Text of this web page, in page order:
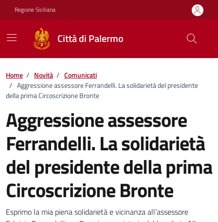
Vai ai contenuti
Vai al footer
Regione Siciliana
Città di Palermo
Home / Novità / Comunicati
/ Aggressione assessore Ferrandelli. La solidarietà del presidente
della prima Circoscrizione Bronte
Aggressione assessore
Ferrandelli. La solidarietà
del presidente della prima
Circoscrizione Bronte
Dettagli della notizia
Esprimo la mia piena solidarietà e vicinanza all’assessore